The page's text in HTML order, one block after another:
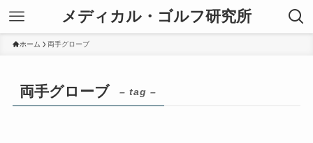
メディカル・ゴルフ研究所
ホーム 両手グローブ
両手グローブ – tag –